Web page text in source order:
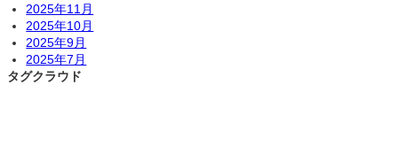
2025年11月
2025年10月
2025年9月
2025年7月
タグクラウド